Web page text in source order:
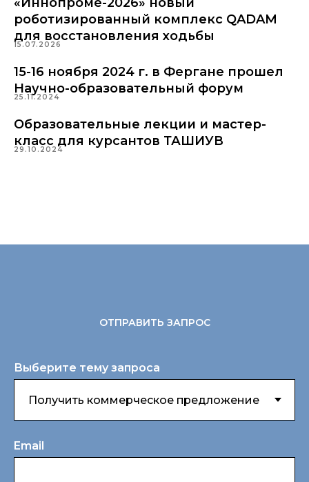
«Иннопроме-2026» новый
роботизированный комплекс QADAM
для восстановления ходьбы
15.07.2026
15-16 ноября 2024 г. в Фергане прошел
Научно-образовательный форум
25.11.2024
Образовательные лекции и мастер-
класс для курсантов ТАШИУВ
29.10.2024
ОТПРАВИТЬ ЗАПРОС
Выберите тему запроса
Email